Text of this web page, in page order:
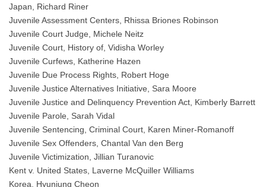
Japan, Richard Riner
Juvenile Assessment Centers, Rhissa Briones Robinson
Juvenile Court Judge, Michele Neitz
Juvenile Court, History of, Vidisha Worley
Juvenile Curfews, Katherine Hazen
Juvenile Due Process Rights, Robert Hoge
Juvenile Justice Alternatives Initiative, Sara Moore
Juvenile Justice and Delinquency Prevention Act, Kimberly Barrett
Juvenile Parole, Sarah Vidal
Juvenile Sentencing, Criminal Court, Karen Miner-Romanoff
Juvenile Sex Offenders, Chantal Van den Berg
Juvenile Victimization, Jillian Turanovic
Kent v. United States, Laverne McQuiller Williams
Korea, Hyunjung Cheon